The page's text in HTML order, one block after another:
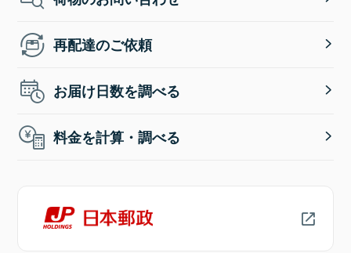
再配達のご依頼
お届け日数を調べる
料金を計算・調べる